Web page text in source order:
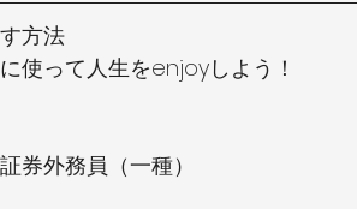
方法
使って人生をenjoyしよう！
券外務員（一種）